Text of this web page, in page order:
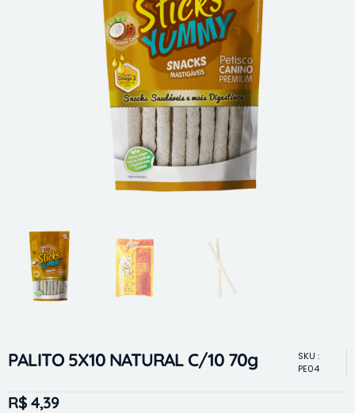
PALITO 5X10 NATURAL C/10 70g
SKU :
PE04
R$ 4,39